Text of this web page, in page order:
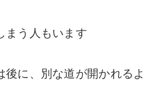
まう人もいます
後に、別な道が開かれるよ